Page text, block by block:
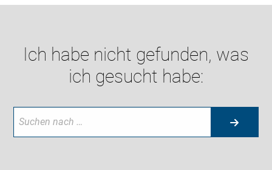
Ich habe nicht gefunden, was
ich gesucht habe: